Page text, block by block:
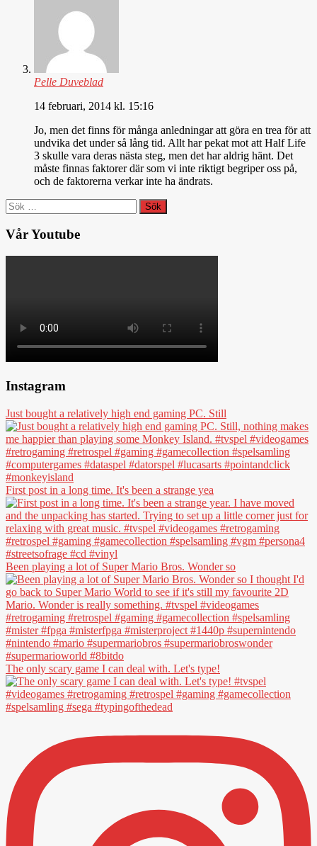
Pelle Duveblad
14 februari, 2014 kl. 15:16
Jo, men det finns för många anledningar att göra en trea för att
undvika det under så lång tid. Allt har pekat mot att Half Life
3 skulle vara deras nästa steg, men det har aldrig hänt. Det
måste finnas faktorer där som vi inte riktigt begriper oss på,
och de faktorerna verkar inte ha ändrats.
Sök
efter:
Vår Youtube
Instagram
Just bought a relatively high end gaming PC. Still
First post in a long time. It's been a strange yea
Been playing a lot of Super Mario Bros. Wonder so
The only scary game I can deal with. Let's type!